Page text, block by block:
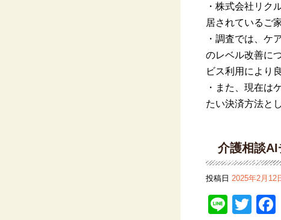
・株式会社 リク
居されているご
・調査では、ケ
のレベル改善に
ビス利用により
・また
、現在は
たい決済方法と
介護相談AI
投稿日 2025年2月12
Line